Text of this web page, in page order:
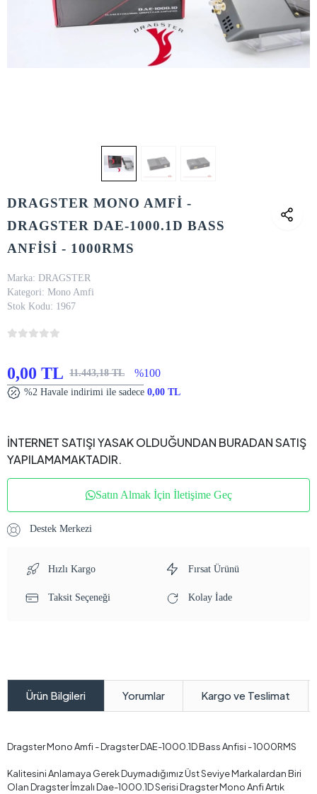
DRAGSTER MONO AMFİ -
DRAGSTER DAE-1000.1D BASS
ANFİSİ - 1000RMS
Marka: DRAGSTER
Kategori: Mono Amfi
Stok Kodu: 1967
0,00 TL 11.443,18 TL %100
%2 Havale indirimi ile sadece 0,00 TL
İNTERNET SATIŞI YASAK OLDUĞUNDAN BURADAN SATIŞ
YAPILAMAMAKTADIR.
Satın Almak İçin İletişime Geç
Destek Merkezi
Hızlı Kargo Fırsat Ürünü
Taksit Seçeneği Kolay İade
Ürün Bilgileri Yorumlar Kargo ve Teslimat
Dragster Mono Amfi - Dragster DAE-1000.1D Bass Anfisi - 1000RMS
Kalitesini Anlamaya Gerek Duymadığımız Üst Seviye Markalardan Biri
Olan Dragster İmzalı Dae-1000.1D Serisi Dragster Mono Anfi Artık